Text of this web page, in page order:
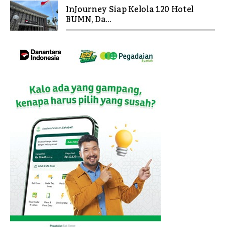
InJourney Siap Kelola 120 Hotel
BUMN, Da...